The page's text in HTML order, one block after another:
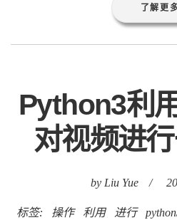
了解更
Python3利
对视频进
by Liu Yue /
标签: 操作 利用 进行